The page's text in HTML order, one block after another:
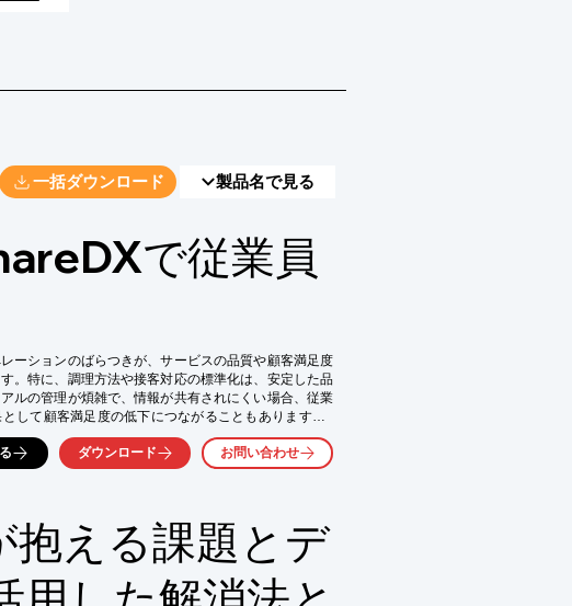
一括ダウンロード 製品名で見る
で従業員
ーションのばらつきが、サービスの品質や顧客満足度
。特に、調理方法や接客対応の標準化は、安定した品
ルの管理が煩雑で、情報が共有されにくい場合、従業
して顧客満足度の低下につながることもあります。i-
管理を通じて、店舗運営の均一化を支援します。
品質向上
ダウンロード お問い合わせ
抱える課題とデ